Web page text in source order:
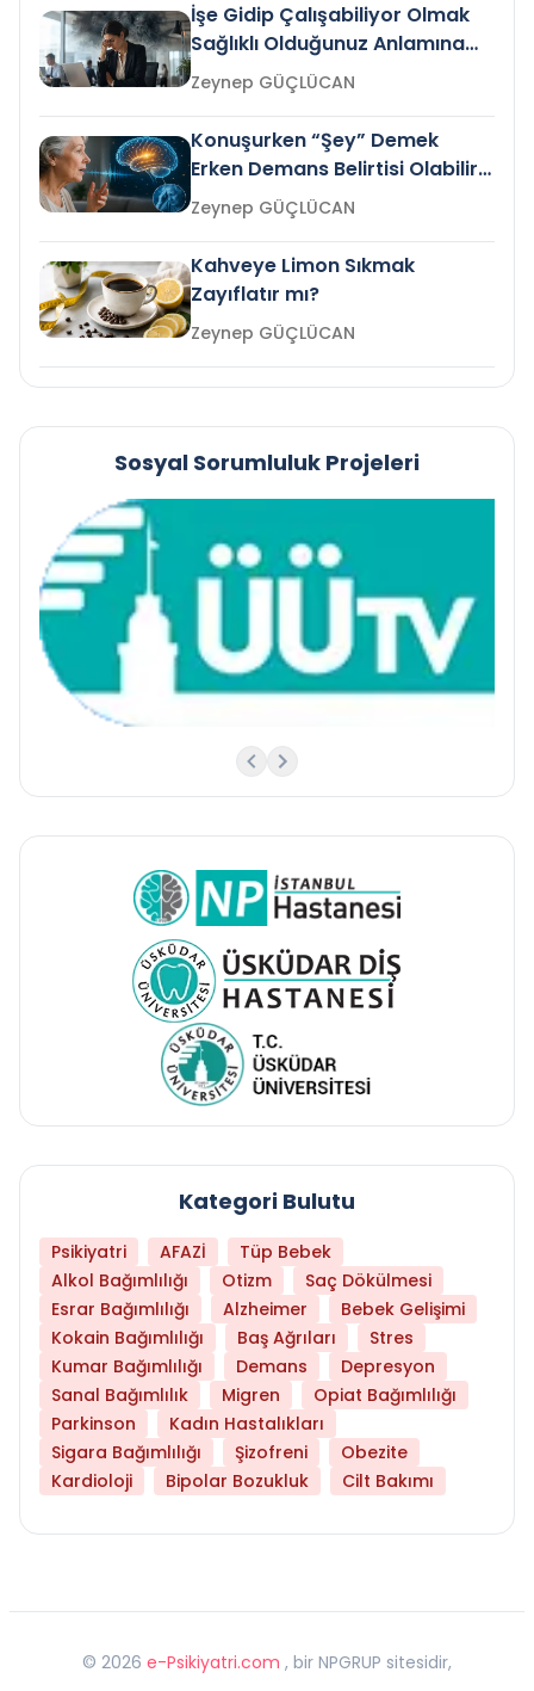
İşe Gidip Çalışabiliyor Olmak
Sağlıklı Olduğunuz Anlamına
Gelir mi?Zeynep GÜÇLÜCAN
Konuşurken “Şey” Demek
Erken Demans Belirtisi Olabilir
mi?
Zeynep GÜÇLÜCAN
Kahveye Limon Sıkmak
Zayıflatır mı?
Zeynep GÜÇLÜCAN
Sosyal Sorumluluk Projeleri
Kategori Bulutu
Psikiyatri AFAZİ
Tüp Bebek
Alkol Bağımlılığı
Otizm
Saç Dökülmesi
Esrar Bağımlılığı
Alzheimer
Bebek Gelişimi
Kokain Bağımlılığı
Baş Ağrıları
Stres
Kumar Bağımlılığı
Demans
Depresyon
Sanal Bağımlılık
Migren
Opiat Bağımlılığı
Parkinson
Kadın Hastalıkları
Sigara Bağımlılığı
Şizofreni
Obezite
Kardioloji
Bipolar Bozukluk Cilt Bakımı
© 2026 e-Psikiyatri.com , bir NPGRUP sitesidir,